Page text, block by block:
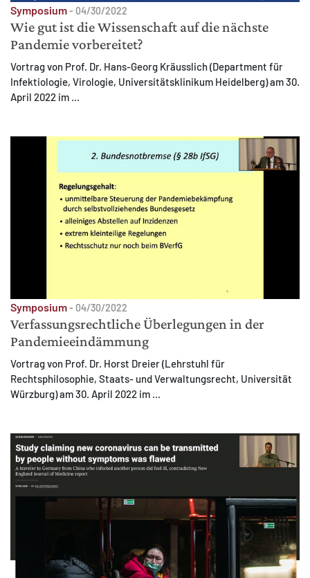
Symposium- 04/30/2022
Wie gut ist die Wissenschaft auf die nächste
Pandemie vorbereitet?
Vortrag von Prof. Dr. Hans-Georg Kräusslich (Department für
Infektiologie, Virologie, Universitätsklinikum Heidelberg) am 30.
April 2022 im ...
Symposium- 04/30/2022
Verfassungsrechtliche Überlegungen in der
Pandemieeindämmung
Vortrag von Prof. Dr. Horst Dreier (Lehrstuhl für
Rechtsphilosophie, Staats- und Verwaltungsrecht, Universität
Würzburg) am 30. April 2022 im ...